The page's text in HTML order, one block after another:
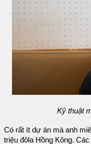
Kỹ thuật
Có rất ít dự án mà anh
triệu đôla Hồng Kông.